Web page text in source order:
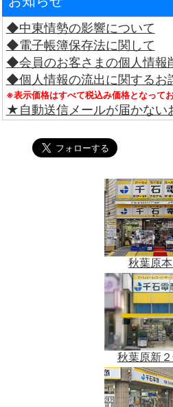
◆中東情勢の影響について
◆電子帳簿保存法に関して
◆会員のお客さまの個人情報
◆個人情報の流出に関するお
※表示価格はすべて税込み価格となってお
★自動送信メールが届かない
秋葉原
秋葉原新